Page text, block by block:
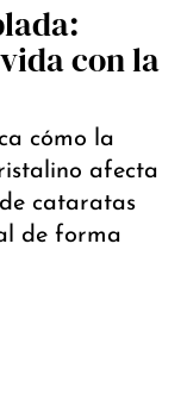
con la
cómo la
afecta
cataratas
de forma